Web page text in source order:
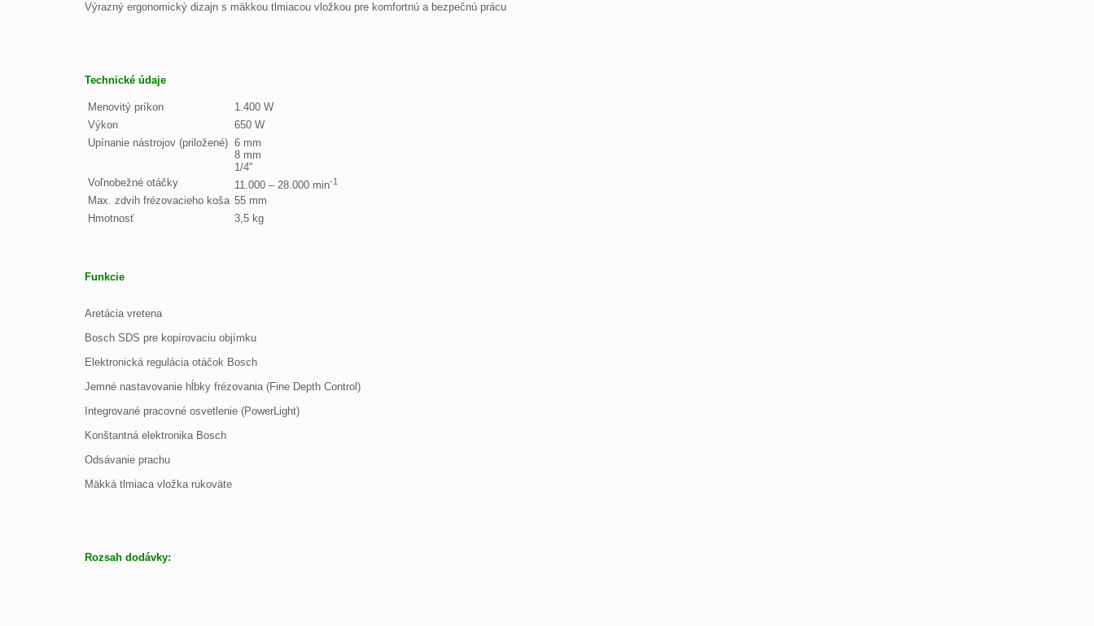
Výrazný ergonomický dizajn s mäkkou tlmiacou vložkou pre komfortnú a bezpečnú prácu
Technické údaje
Menovitý príkon
1.400 W
Výkon
650 W
Upínanie nástrojov (priložené) 6 mm
8 mm
1/4"
Voľnobežné otáčky
11.000 – 28.000 min-1
Max. zdvih frézovacieho koša 55 mm
Hmotnosť
3,5 kg
Funkcie
Aretácia vretena
Bosch SDS pre kopírovaciu objímku
Elektronická regulácia otáčok Bosch
Jemné nastavovanie hĺbky frézovania (Fine Depth Control)
Integrované pracovné osvetlenie (PowerLight)
Konštantná elektronika Bosch
Odsávanie prachu
Mäkká tlmiaca vložka rukoväte
Rozsah dodávky: